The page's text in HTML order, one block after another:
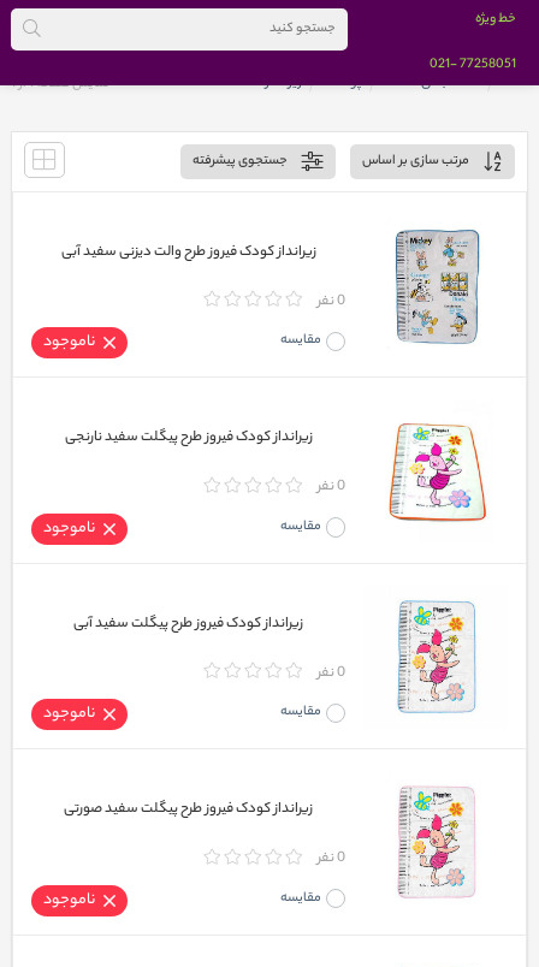
خط ویژه
77258051
-021
خانه
دسته بندی کالاها پوشک زیرانداز نمایش صفحه 1 از 1
مرتب سازی بر اساس جستجوی پیشرفته
زیرانداز کودک فیروز طرح والت دیزنی سفید آبی
0 نفر
مقایسه ناموجود
زیرانداز کودک فیروز طرح پیگلت سفید نارنجی
0 نفر
مقایسه ناموجود
زیرانداز کودک فیروز طرح پیگلت سفید آبی
0 نفر
مقایسه ناموجود
زیرانداز کودک فیروز طرح پیگلت سفید صورتی
0 نفر
مقایسه ناموجود